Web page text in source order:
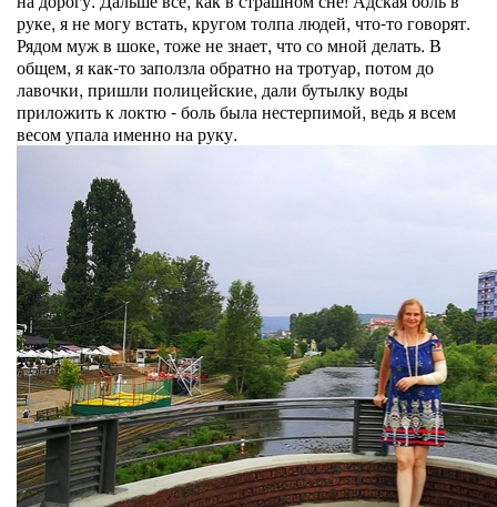
руке, я не могу встать, кругом толпа людей, что-то говорят.
Рядом муж в шоке, тоже не знает, что со мной делать. В
общем, я как-то заползла обратно на тротуар, потом до
лавочки, пришли полицейские, дали бутылку воды
приложить к локтю - боль была нестерпимой, ведь я всем
весом упала именно на руку.